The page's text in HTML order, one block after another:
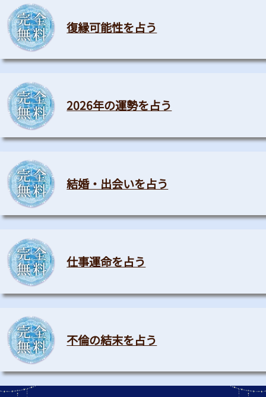
復縁可能性を占う
2026年の運勢を占う
結婚・出会いを占う
仕事運命を占う
不倫の結末を占う